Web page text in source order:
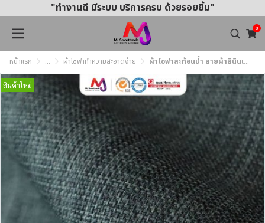
"ทำงานดี มีระบบ บริการครบ ด้วยรอยยิ้ม"
0
หน้าแรก ... ผ้าโซฟาทำความสะอาดง่าย ผ้าโซฟาสะท้อนน้ำ ลายผ้าลินินเนื้อหนา ทำความสะอาดง่าย MJ361 หน้ากว้าง145±3 ซม.
สินค้าใหม่